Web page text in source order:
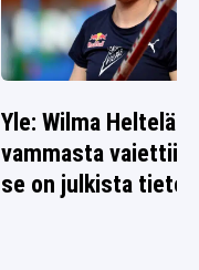
Yle: Wilma Heltelän
vammasta vaiettiin
se on julkista tietoa